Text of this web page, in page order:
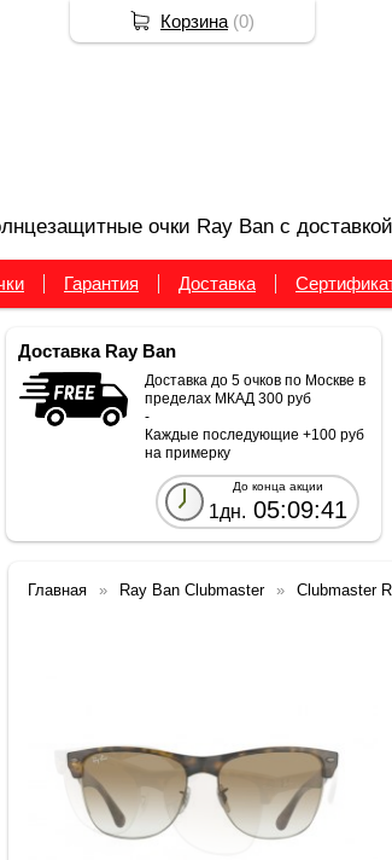
очки Ray Ban с
Гарантия Доставка
Доставка Ray Ban
Доставка до 5 очков по Москве в
пределах МКАД 300 руб
-
Каждые последующие +100 руб
на примерку
До конца акции
1дн. 05:09:40
Главная Ray Ban Clubmaster Clubmaster
Корзина (0)